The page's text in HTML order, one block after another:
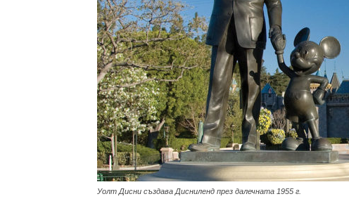
вкус
на
живот
Уолт Дисни създава Дисниленд през далечната 1955 г.